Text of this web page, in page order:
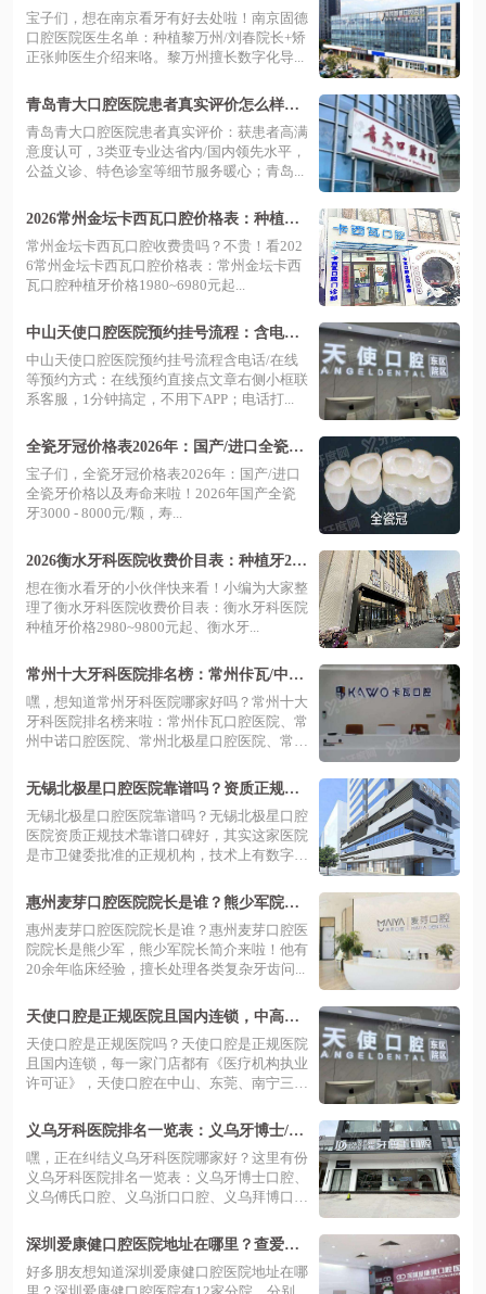
州/刘春院长+矫正张帅医生介绍
宝子们，想在南京看牙有好去处啦！南京固德
口腔医院医生名单：种植黎万州/刘春院长+矫
正张帅医生介绍来咯。黎万州擅长数字化导...
青岛青大口腔医院患者真实评价怎么样？
好评拉满！附地址+全渠道预约方式，青岛
看牙放心冲
青岛青大口腔医院患者真实评价：获患者高满
意度认可，3类亚专业达省内/国内领先水平，
公益义诊、特色诊室等细节服务暖心；青岛...
2026常州金坛卡西瓦口腔价格表：种植牙1
980+牙齿矫正5680起
常州金坛卡西瓦口腔收费贵吗？不贵！看202
6常州金坛卡西瓦口腔价格表：常州金坛卡西
瓦口腔种植牙价格1980~6980元起...
中山天使口腔医院预约挂号流程：含电话/
在线等预约方式+地址查询
中山天使口腔医院预约挂号流程含电话/在线
等预约方式：在线预约直接点文章右侧小框联
系客服，1分钟搞定，不用下APP；电话打...
全瓷牙冠价格表2026年：国产/进口全瓷牙
价格及寿命，看全瓷牙冠品牌哪个好
宝子们，全瓷牙冠价格表2026年：国产/进口
全瓷牙价格以及寿命来啦！2026年国产全瓷
牙3000 - 8000元/颗，寿...
2026衡水牙科医院收费价目表：种植牙298
0+牙齿矫正6900起
想在衡水看牙的小伙伴快来看！小编为大家整
理了衡水牙科医院收费价目表：衡水牙科医院
种植牙价格2980~9800元起、衡水牙...
常州十大牙科医院排名榜：常州佧瓦/中诺/
北极星/美奥/金铂利口腔等排名前五
嘿，想知道常州牙科医院哪家好吗？常州十大
牙科医院排名榜来啦：常州佧瓦口腔医院、常
州中诺口腔医院、常州北极星口腔医院、常
无锡北极星口腔医院靠谱吗？资质正规技
术靠谱口碑好，附医生介绍+地址路线
无锡北极星口腔医院靠谱吗？无锡北极星口腔
医院资质正规技术靠谱口碑好，其实这家医院
是市卫健委批准的正规机构，技术上有数字
惠州麦芽口腔医院院长是谁？熊少军院长
专注疑难种植，熊院长简介+预约挂号攻略
惠州麦芽口腔医院院长是谁？惠州麦芽口腔医
院院长是熊少军，熊少军院长简介来啦！他有
20余年临床经验，擅长处理各类复杂牙齿问...
天使口腔是正规医院且国内连锁，中高端
档次服务优且收费不贵
天使口腔是正规医院吗？天使口腔是正规医院
且国内连锁，每一家门店都有《医疗机构执业
许可证》，天使口腔在中山、东莞、南宁三
义乌牙科医院排名一览表：义乌牙博士/傅
氏/浙口/拜博/义乌牙科医院等上榜
嘿，正在纠结义乌牙科医院哪家好？这里有份
义乌牙科医院排名一览表：义乌牙博士口腔、
义乌傅氏口腔、义乌浙口口腔、义乌拜博口
深圳爱康健口腔医院地址在哪里？查爱康
健口腔12家分院地址电话+价目表
好多朋友想知道深圳爱康健口腔医院地址在哪